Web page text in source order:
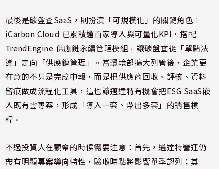
最後是碳盤查SaaS，則扮演「可規模化」的關鍵角色：
iCarbon Cloud 已累積逾百家導入與可量化KPI，搭配
TrendEngine 供應鏈永續管理模組，讓碳盤查從「單點法
遵」走向「供應鏈管理」。當環境部擴大列管後，企業更
在意的不只是完成申報，而是把供應商回收、評核、資料
留痕做成流程化工具，這也讓邁達特有機會把ESG SaaS嵌
入既有雲專案，形成「導入一套、帶出多套」的銷售槓
桿。
不過投資人在觀察的時候需要注意：首先，邁達特營運仍
帶有明顯專案導向特性，驗收時點將影響單季認列；其